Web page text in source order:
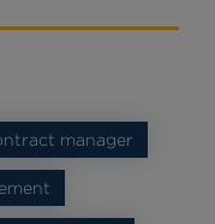
manager